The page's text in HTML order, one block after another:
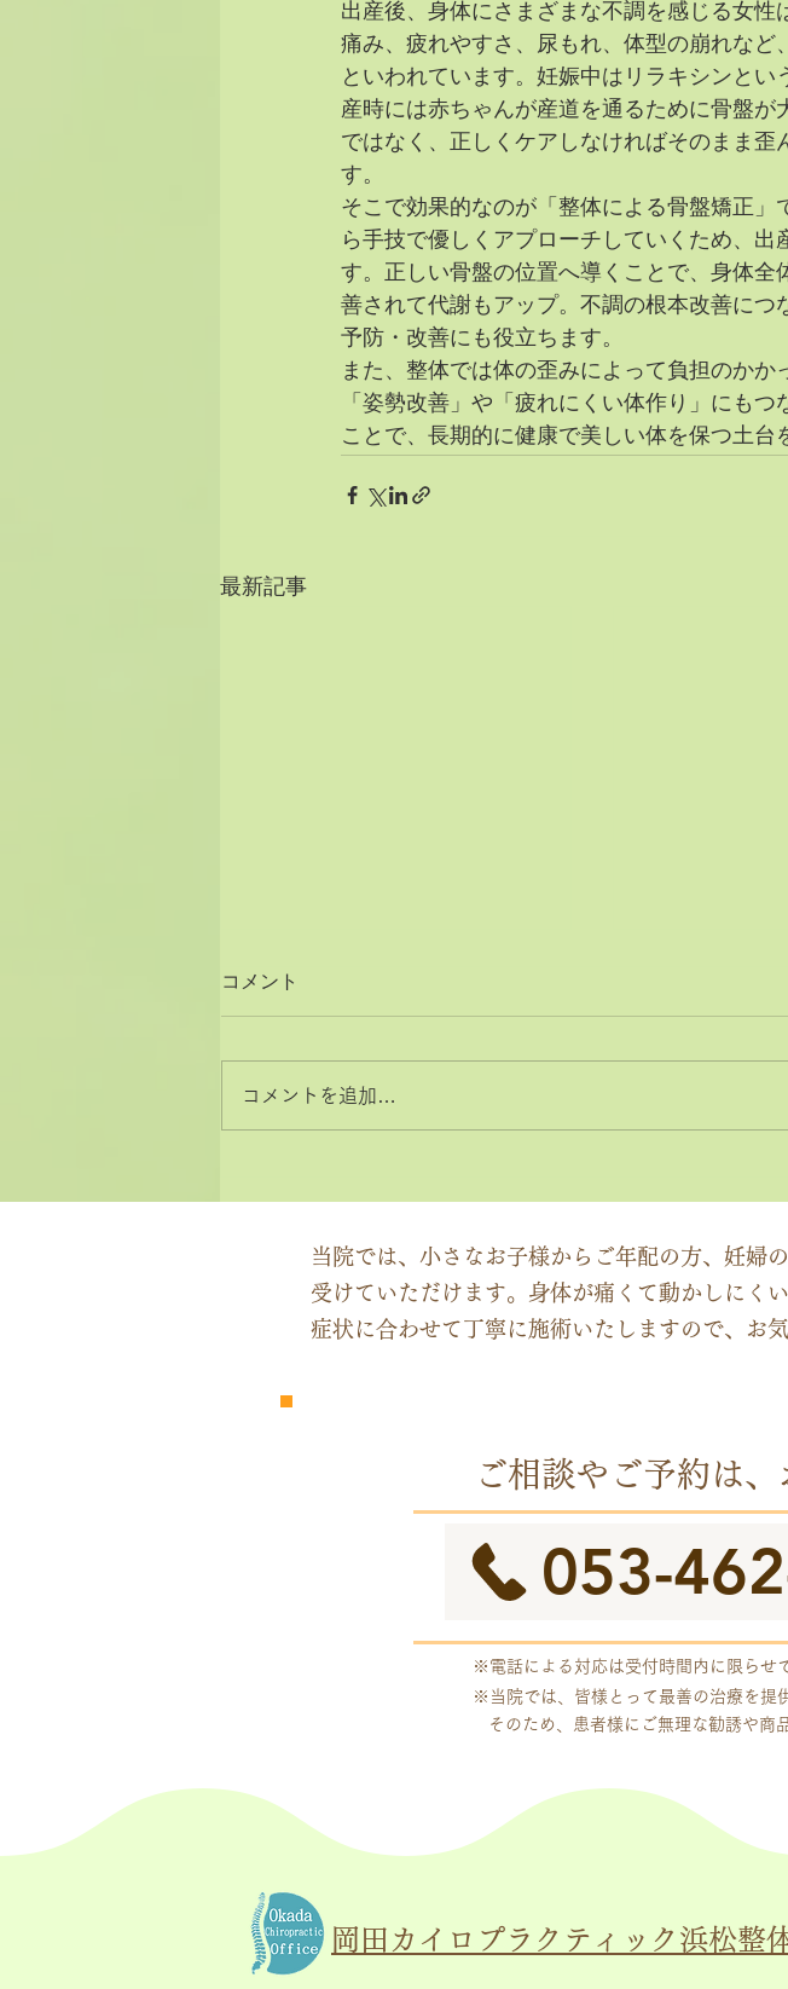
出産後、身体にさまざまな不調を感じる女
痛み、疲れやすさ、尿もれ、体型の崩れな
といわれています。妊娠中はリラキシンと
産時には赤ちゃんが産道を通るために骨盤
ではなく、正しくケアしなければそのまま
す。
そこで効果的なのが「整体による骨盤矯正
ら手技で優しくアプローチしていくため、
す。正しい骨盤の位置へ導くことで、身体
善されて代謝もアップ。不調の根本改善に
予防・改善にも役立ちます。
また、整体では体の歪みによって負担のか
「姿勢改善」や「疲れにくい体作り」にも
ことで、長期的に健康で美しい体を保つ土台
最新記事
レンダー
脳のコミュニ
コメント
コメントを追加…
当院では、小さなお子様からご年配の方、妊婦
受けていただけます。身体が痛くて動かしにく
症状に合わせて丁寧に施術いたしますので、お
ご相談やご予約は
053-
※電話による対応は受付時間内に限らせ
※当院では、皆様とって最善の治療を提
そのため、患者様にご無理な勧誘や商
岡田カイロプラクティック浜松整